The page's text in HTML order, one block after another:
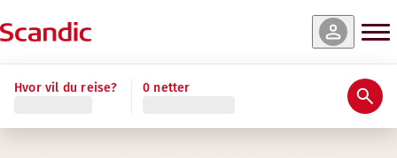
Hvor vil du reise? 0 netter